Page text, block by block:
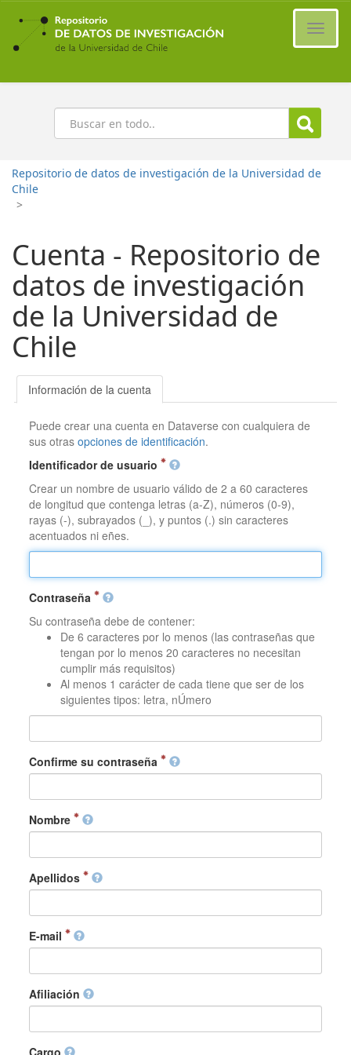
Ir
contenido
principal
Buscar
Repositorio de datos de investigación de la Universidad de
Chile
>
Cuenta - Repositorio de
datos de investigación
de la Universidad de
Chile
Información de la cuenta
Puede crear una cuenta en Dataverse con cualquiera de
sus otrasopciones de identificación.
Identificador de usuario
Crear un nombre de usuario válido de 2 a 60 caracteres
de longitud que contenga letras (a-Z), números (0-9),
rayas (-), subrayados (_), y puntos (.) sin caracteres
acentuados ni eñes.
Contraseña
Su contraseña debe de contener:
De 6 caracteres por lo menos (las contraseñas que
tengan por lo menos 20 caracteres no necesitan
cumplir más requisitos)
Al menos 1 carácter de cada tiene que ser de los
siguientes tipos: letra, nÚmero
Confirme su contraseña
Nombre
Apellidos
E-mail
Afiliación
Cargo